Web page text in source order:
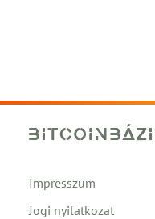
Impresszum
Jogi nyilatkozat